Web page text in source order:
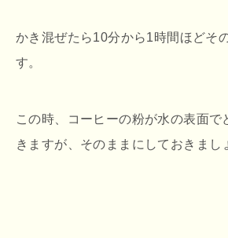
かき混ぜたら10分から1時間ほどそ
す。
この時、コーヒーの粉が水の表面で
きますが、そのままにしておきまし